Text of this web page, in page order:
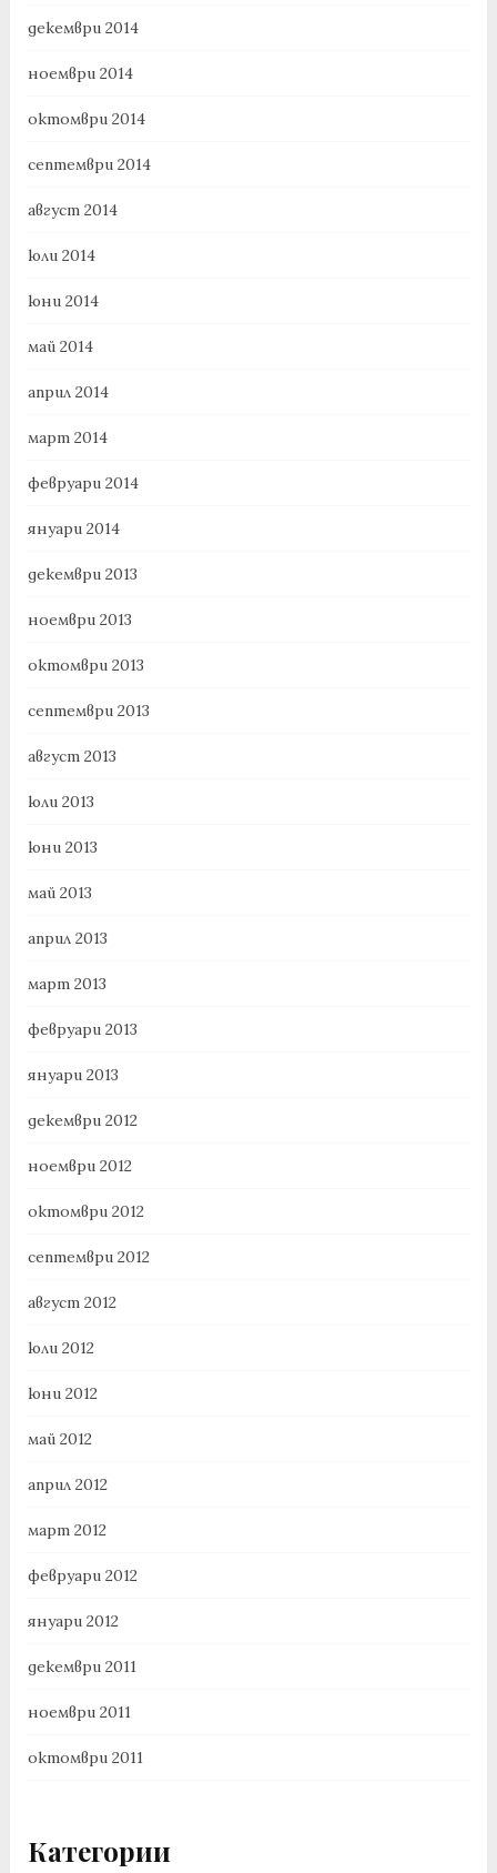
декември 2014
ноември 2014
октомври 2014
септември 2014
август 2014
юли 2014
юни 2014
май 2014
април 2014
март 2014
февруари 2014
януари 2014
декември 2013
ноември 2013
октомври 2013
септември 2013
август 2013
юли 2013
юни 2013
май 2013
април 2013
март 2013
февруари 2013
януари 2013
декември 2012
ноември 2012
октомври 2012
септември 2012
август 2012
юли 2012
юни 2012
май 2012
април 2012
март 2012
февруари 2012
януари 2012
декември 2011
ноември 2011
октомври 2011
Категории